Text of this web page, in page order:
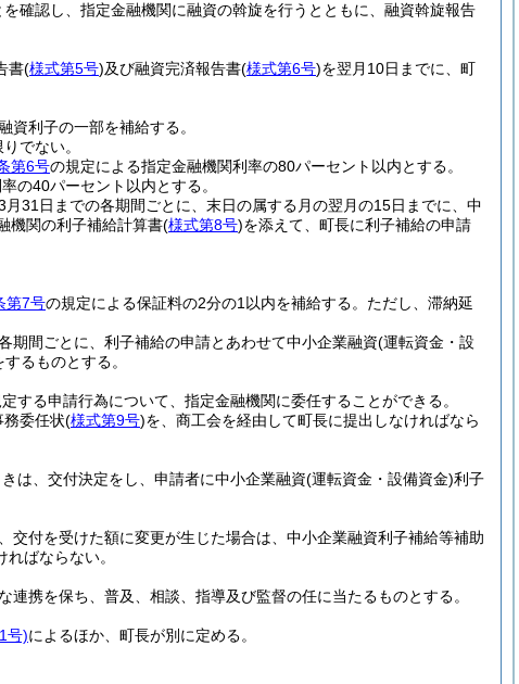
確認し、指定金融機関に融資の斡旋を行うとともに、融資斡旋報告
書(様式第5号)及び融資完済報告書(様式第6号)を翌月10日までに、町
利子の一部を補給する。
でない。
第6号の規定による指定金融機関利率の80パーセント以内とする。
の40パーセント以内とする。
31日までの各期間ごとに、末日の属する月の翌月の15日までに、中
機関の利子補給計算書(様式第8号)を添えて、町長に利子補給の申請
第7号の規定による保証料の2分の1以内を補給する。 ただし、滞納延
期間ごとに、利子補給の申請とあわせて中小企業融資(運転資金・設
るものとする。
する申請行為について、指定金融機関に委任することができる。
委任状(様式第9号)を、商工会を経由して町長に提出しなければなら
は、交付決定をし、申請者に中小企業融資(運転資金・設備資金)利子
付を受けた額に変更が生じた場合は、中小企業融資利子補給等補助
ばならない。
携を保ち、普及、相談、指導及び監督の任に当たるものとする。
号)によるほか、町長が別に定める。